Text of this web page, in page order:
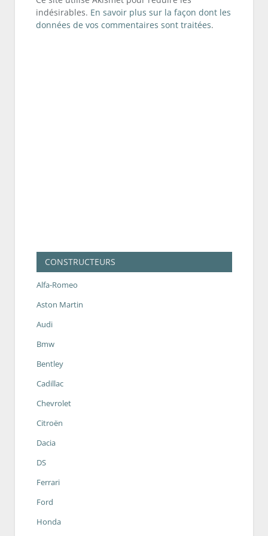
indésirables. En savoir plus sur la façon dont les
données de vos commentaires sont traitées.
CONSTRUCTEURS
Alfa-Romeo
Aston Martin
Audi
Bmw
Bentley
Cadillac
Chevrolet
Citroën
Dacia
DS
Ferrari
Ford
Honda